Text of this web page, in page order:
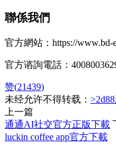
聯係我們
官方網站：https://www.bd-
官方谘詢電話：
赞(21439)
未经允许不得转载：
上一篇
通通AI社交官方正版下載
luckin coffee app官方下載